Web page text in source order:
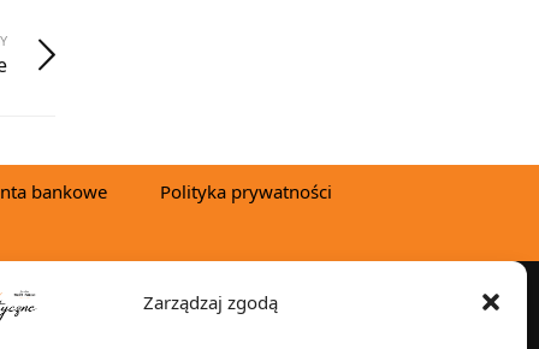
Zarządzaj zgodą
bankowe
Polityka prywatności